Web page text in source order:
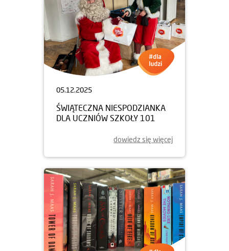
05.12.2025
ŚWIĄTECZNA NIESPODZIANKA
DLA UCZNIÓW SZKOŁY 101
dowiedz się więcej